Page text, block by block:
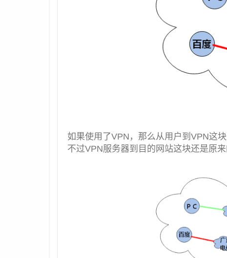
如果使用了VPN，那么从用户到VPN这
不过VPN服务器到目的网站这块还是原来